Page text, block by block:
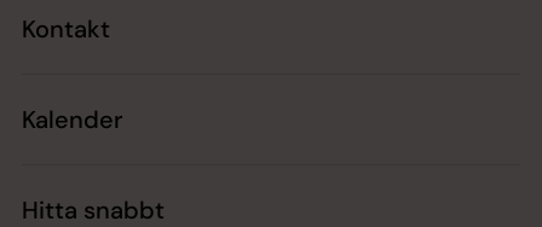
Kontakt
Kalender
Hitta snabbt